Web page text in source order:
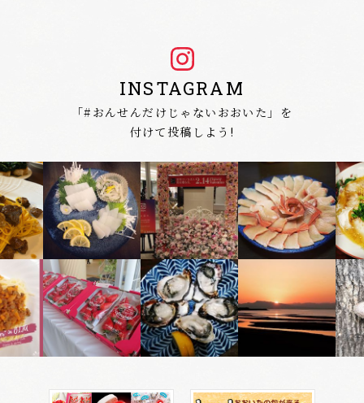
INSTAGRAM
「#おんせんだけじゃないおおいた 」を
付けて投稿しよう!